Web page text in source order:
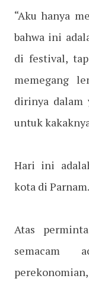
“Aku hanya
bahwa ini
di festival,
memegang
dirinya dalam
untuk
Hari ini
kota di Parnam.
Atas
semacam